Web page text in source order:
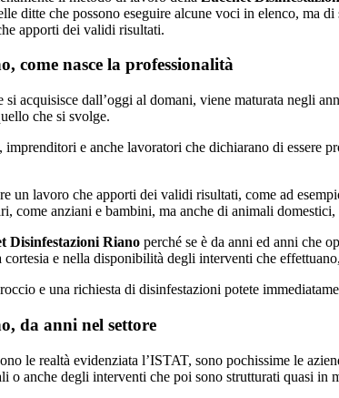
ditte che possono eseguire alcune voci in elenco, ma
apporti dei validi risultati.
come nasce la professionalità
acquisisce dall’oggi al domani, viene maturata negli
che si svolge.
e anche lavoratori che dichiarano di essere
un lavoro che apporti dei validi risultati, come ad
come anziani e bambini, ma anche di animali
Disinfestazioni Riano perché se è da anni ed anni che
e nella disponibilità degli interventi che
e una richiesta di disinfestazioni potete
da anni nel settore
le realtà evidenziata l’ISTAT, sono pochissime le
o anche degli interventi che poi sono strutturati quasi